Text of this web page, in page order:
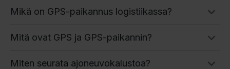
Mikä on GPS-paikannus logistiikassa?
Mitä ovat GPS ja GPS-paikannin?
Miten seurata ajoneuvokalustoa?